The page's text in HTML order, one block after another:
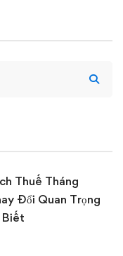
Thuế Tháng
Đổi Quan Trọng
Biết